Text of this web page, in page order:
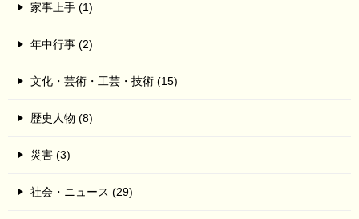
家事上手 (1)
年中行事 (2)
文化・芸術・工芸・技術 (15)
歴史人物 (8)
災害 (3)
社会・ニュース (29)